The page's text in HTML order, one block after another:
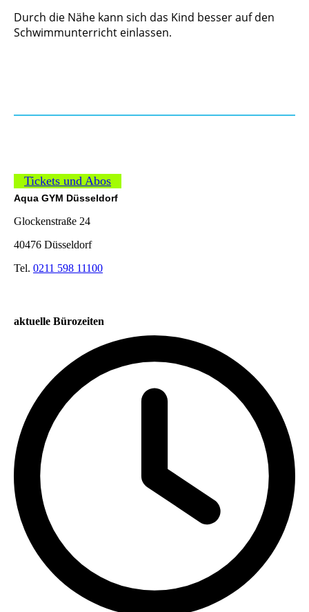
Durch die Nähe kann sich das Kind besser auf den
Schwimmunterricht einlassen.
Tickets und Abos
Aqua GYM Düsseldorf
Glockenstraße 24
40476 Düsseldorf
Tel. 0211 598 11100
aktuelle Bürozeiten